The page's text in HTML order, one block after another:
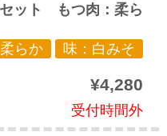
ット もつ肉：柔ら
らか
味：白みそ
¥4,280
受付時間外